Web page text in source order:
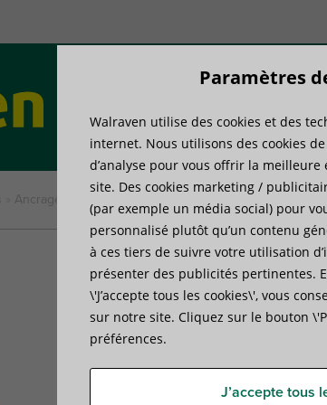
Produits Savoir-
Ancrages
Chevilles en
Ancrage à expansion en
Spécifications Fichiers
Paramètres
Walraven utilise des cookies et des
internet. Nous utilisons des cookies
d’analyse pour vous offrir la
site. Des cookies marketing /
(par exemple un média social) pour
personnalisé plutôt qu’un contenu
à ces tiers de suivre votre utilisation
présenter des publicités pertinentes.
\'J’accepte tous les cookies\', vous
sur notre site. Cliquez sur le bouton
préférences.
J’accepte tous